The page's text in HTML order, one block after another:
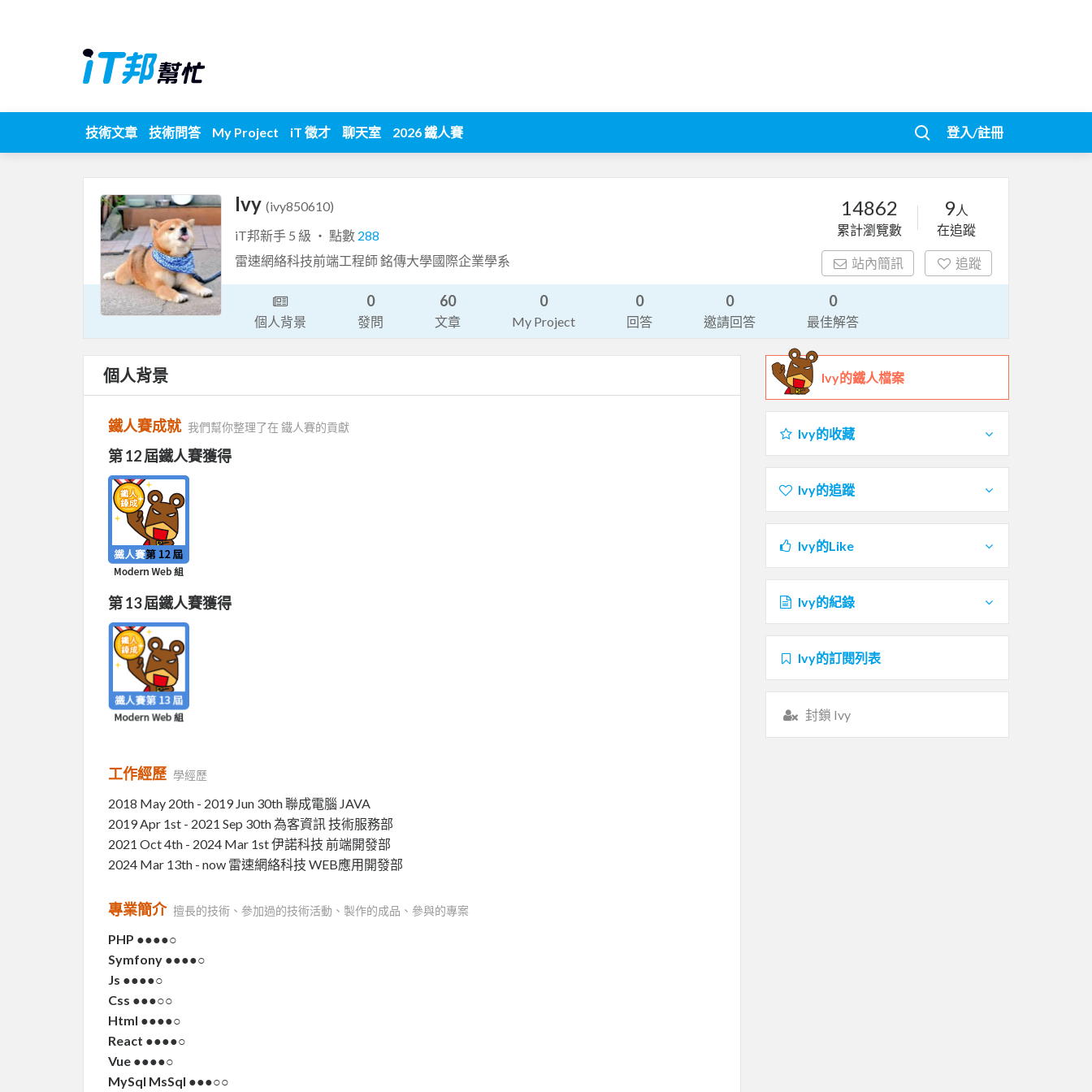
技術文章 技術問答 My Project iT 徵才 聊天室 2026 鐵人賽 登入/註冊
Ivy (ivy850610)
iT邦新手 5 級 ‧ 點數 288
雷速網絡科技前端工程師 銘傳大學國際企業學系
14862
累計瀏覽數
9人
在追蹤
站內簡訊 追蹤
個人背景
0
發問
60
文章
0
My Project
0
回答
0
邀請回答
0
最佳解答
個人背景
鐵人賽成就 我們幫你整理了在 鐵人賽的貢獻
第 12 屆鐵人賽獲得
第 13 屆鐵人賽獲得
工作經歷 學經歷
2018 May 20th - 2019 Jun 30th 聯成電腦 JAVA
2019 Apr 1st - 2021 Sep 30th 為客資訊 技術服務部
2021 Oct 4th - 2024 Mar 1st 伊諾科技 前端開發部
2024 Mar 13th - now 雷速網絡科技 WEB應用開發部
專業簡介 擅長的技術、參加過的技術活動、製作的成品、參與的專案
PHP ●●●●○
Symfony ●●●●○
Js ●●●●○
Css ●●●○○
Html ●●●●○
React ●●●●○
Vue ●●●●○
MySql MsSql ●●●○○
Ivy的鐵人檔案
Ivy的收藏
Ivy的追蹤
Ivy的Like
Ivy的紀錄
Ivy的訂閱列表
封鎖 Ivy